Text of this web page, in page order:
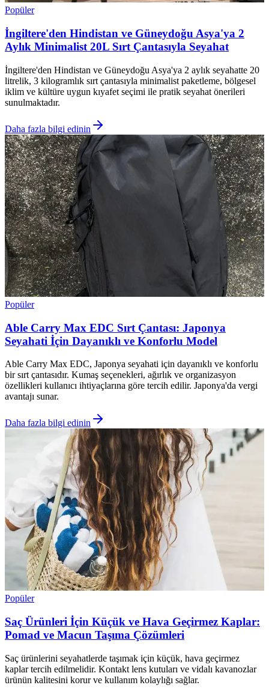
Popüler
İngiltere'den Hindistan ve Güneydoğu Asya'ya 2
Aylık Minimalist 20L Sırt Çantasıyla Seyahat
İngiltere'den Hindistan ve Güneydoğu Asya'ya 2 aylık seyahatte 20
litrelik, 3 kilogramlık sırt çantasıyla minimalist paketleme, bölgesel
iklim ve kültüre uygun kıyafet seçimi ile pratik seyahat önerileri
sunulmaktadır.
Daha fazla bilgi edinin
Popüler
Able Carry Max EDC Sırt Çantası: Japonya
Seyahati İçin Dayanıklı ve Konforlu Model
Able Carry Max EDC, Japonya seyahati için dayanıklı ve konforlu
bir sırt çantasıdır. Kumaş seçenekleri, ağırlık ve organizasyon
özellikleri kullanıcı ihtiyaçlarına göre tercih edilir. Japonya'da vergi
avantajı sunar.
Daha fazla bilgi edinin
Popüler
Saç Ürünleri İçin Küçük ve Hava Geçirmez Kaplar:
Pomad ve Macun Taşıma Çözümleri
Saç ürünlerini seyahatlerde taşımak için küçük, hava geçirmez
kaplar tercih edilmelidir. Kontakt lens kutuları ve vidalı kavanozlar
ürünün kalitesini korur ve kullanım kolaylığı sağlar.